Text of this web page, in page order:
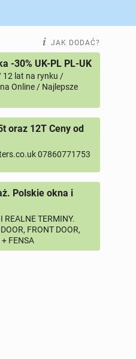
JAK DODAĆ?
-30% UK-PL PL-UK
12 lat na rynku /
Online / Najlepsze
oraz 12T Ceny od
07860771753
Polskie okna i
REALNE TERMINY.
FRONT DOOR,
FENSA